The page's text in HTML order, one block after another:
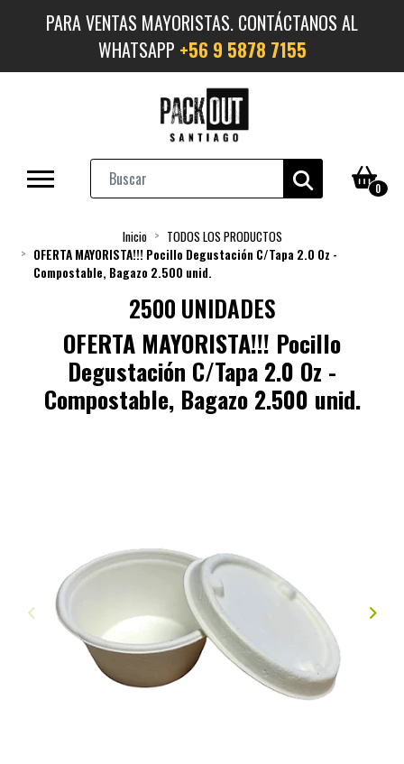
PARA VENTAS MAYORISTAS. CONTÁCTANOS AL
WHATSAPP +56 9 5878 7155
0
Inicio
TODOS LOS PRODUCTOS
OFERTA MAYORISTA!!! Pocillo Degustación C/Tapa 2.0 Oz -
Compostable, Bagazo 2.500 unid.
2500 UNIDADES
OFERTA MAYORISTA!!! Pocillo
Degustación C/Tapa 2.0 Oz -
Compostable, Bagazo 2.500 unid.